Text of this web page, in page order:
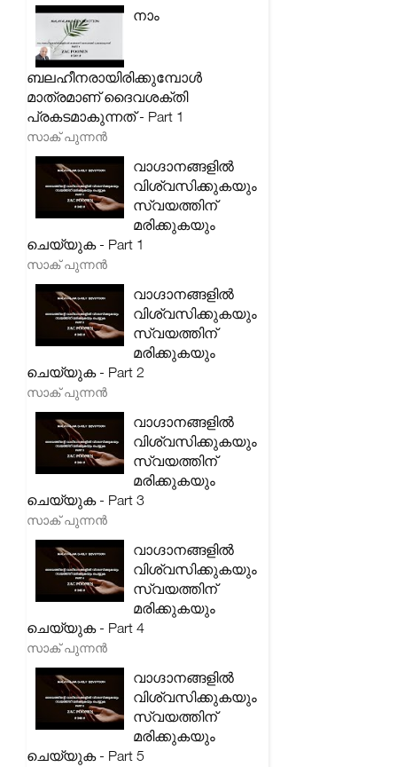
നാം
ബലഹീനരായിരിക്കുമ്പോൾ
മാത്രമാണ് ദൈവശക്തി
പ്രകടമാകുന്നത് - Part 1
സാക് പുന്നൻ
വാഗ്ദാനങ്ങളിൽ
വിശ്വസിക്കുകയും
സ്വയത്തിന്
മരിക്കുകയും
ചെയ്യുക - Part 1
സാക് പുന്നൻ
വാഗ്ദാനങ്ങളിൽ
വിശ്വസിക്കുകയും
സ്വയത്തിന്
മരിക്കുകയും
ചെയ്യുക - Part 2
സാക് പുന്നൻ
വാഗ്ദാനങ്ങളിൽ
വിശ്വസിക്കുകയും
സ്വയത്തിന്
മരിക്കുകയും
ചെയ്യുക - Part 3
സാക് പുന്നൻ
വാഗ്ദാനങ്ങളിൽ
വിശ്വസിക്കുകയും
സ്വയത്തിന്
മരിക്കുകയും
ചെയ്യുക - Part 4
സാക് പുന്നൻ
വാഗ്ദാനങ്ങളിൽ
വിശ്വസിക്കുകയും
സ്വയത്തിന്
മരിക്കുകയും
ചെയ്യുക - Part 5